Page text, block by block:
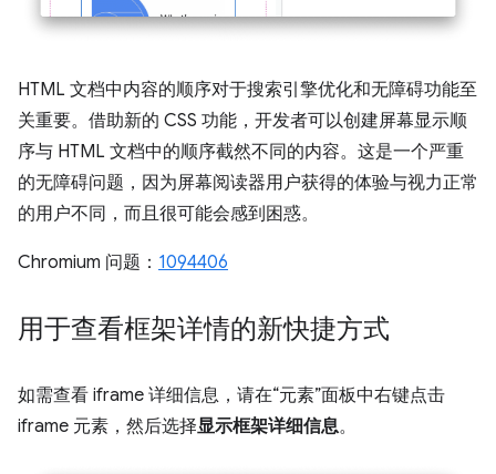
HTML 文档中内容的顺序对于搜索引擎优化和无障碍功能至
关重要。借助新的 CSS 功能，开发者可以创建屏幕显示顺
序与 HTML 文档中的顺序截然不同的内容。这是一个严重
的无障碍问题，因为屏幕阅读器用户获得的体验与视力正常
的用户不同，而且很可能会感到困惑。
Chromium 问题： 1094406
用于查看框架详情的新快捷方式
如需查看 iframe 详细信息，请在“元素”面板中右键点击
iframe 元素，然后选择显示框架详细信息。